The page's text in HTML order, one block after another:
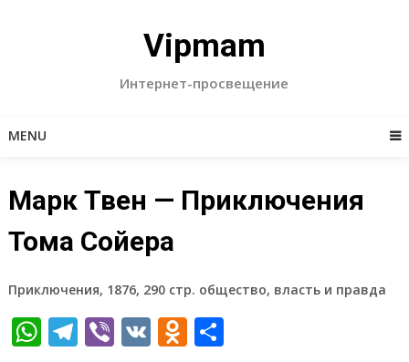
Vipmam
Интернет-просвещение
MENU
Марк Твен — Приключения
Тома Сойера
Приключения, 1876, 290 стр. общество, власть и правда
WhatsApp
Telegram
Viber
VKOdnoklassniki
Отправить